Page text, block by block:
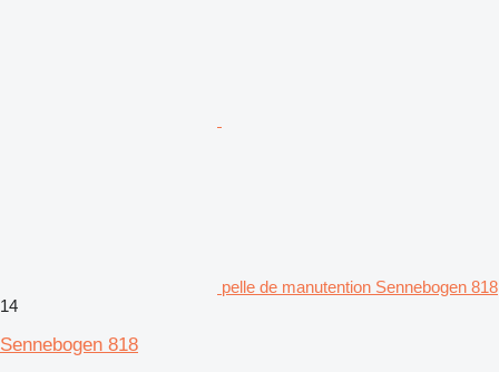
pelle de manutention Sennebogen 818
14
Sennebogen 818